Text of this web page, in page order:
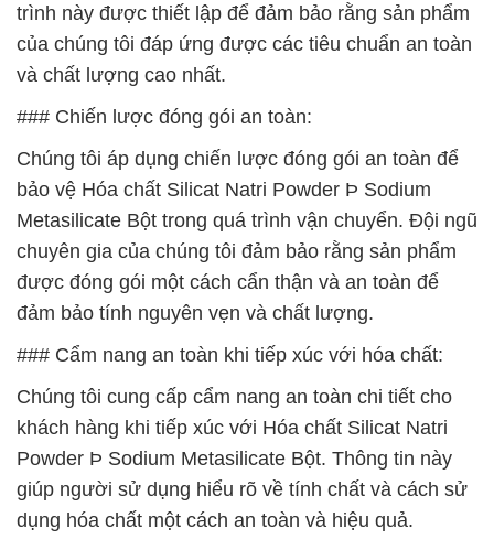
trình này được thiết lập để đảm bảo rằng sản phẩm
của chúng tôi đáp ứng được các tiêu chuẩn an toàn
và chất lượng cao nhất.
### Chiến lược đóng gói an toàn:
Chúng tôi áp dụng chiến lược đóng gói an toàn để
bảo vệ Hóa chất Silicat Natri Powder Þ Sodium
Metasilicate Bột trong quá trình vận chuyển. Đội ngũ
chuyên gia của chúng tôi đảm bảo rằng sản phẩm
được đóng gói một cách cẩn thận và an toàn để
đảm bảo tính nguyên vẹn và chất lượng.
### Cẩm nang an toàn khi tiếp xúc với hóa chất:
Chúng tôi cung cấp cẩm nang an toàn chi tiết cho
khách hàng khi tiếp xúc với Hóa chất Silicat Natri
Powder Þ Sodium Metasilicate Bột. Thông tin này
giúp người sử dụng hiểu rõ về tính chất và cách sử
dụng hóa chất một cách an toàn và hiệu quả.